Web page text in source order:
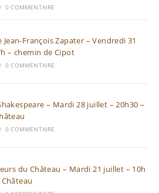
/ 0 COMMENTAIRE
Jean-François Zapater – Vendredi 31
– chemin de Cipot
/ 0 COMMENTAIRE
– Mardi 28 juillet – 20h30 –
/ 0 COMMENTAIRE
du Château – Mardi 21 juillet – 10h